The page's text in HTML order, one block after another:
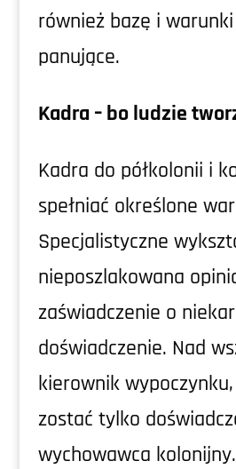
również bazę i
panujące.
Kadra – bo ludzie
Kadra do półkolonii i
spełniać określone
Specjalistyczne
nieposzlakowana
zaświadczenie o
doświadczenie. Nad
kierownik
zostać tylko
wychowawca